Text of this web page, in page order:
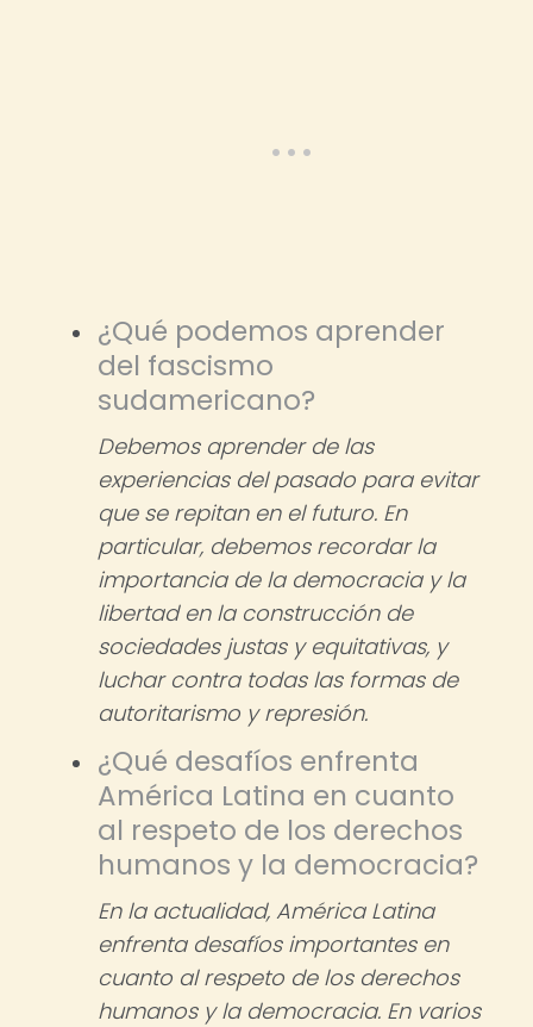
¿Qué podemos aprender
del fascismo
sudamericano?
Debemos aprender de las
experiencias del pasado para evitar
que se repitan en el futuro. En
particular, debemos recordar la
importancia de la democracia y la
libertad en la construcción de
sociedades justas y equitativas, y
luchar contra todas las formas de
autoritarismo y represión.
¿Qué desafíos enfrenta
América Latina en cuanto
al respeto de los derechos
humanos y la democracia?
En la actualidad, América Latina
enfrenta desafíos importantes en
cuanto al respeto de los derechos
humanos y la democracia. En varios